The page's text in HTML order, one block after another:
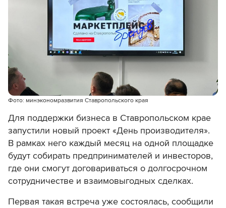
Фото: минэкономразвития Ставропольского края
Для поддержки бизнеса в Ставропольском крае
запустили новый проект «День производителя».
В рамках него каждый месяц на одной площадке
будут собирать предпринимателей и инвесторов,
где они смогут договариваться о долгосрочном
сотрудничестве и взаимовыгодных сделках.
Первая такая встреча уже состоялась, сообщили